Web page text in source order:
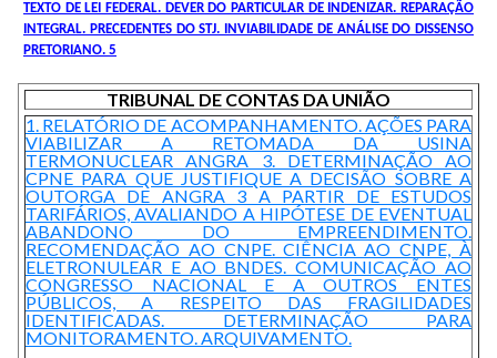
TEXTO DE LEI FEDERAL. DEVER DO PARTICULAR DE INDENIZAR. REPARAÇÃO
INTEGRAL. PRECEDENTES DO STJ. INVIABILIDADE DE ANÁLISE DO DISSENSO
PRETORIANO. 5
TRIBUNAL DE CONTAS DA UNIÃO
1. RELATÓRIO DE ACOMPANHAMENTO. AÇÕES PARA
VIABILIZAR A RETOMADA DA USINA
TERMONUCLEAR ANGRA 3. DETERMINAÇÃO AO
CPNE PARA QUE JUSTIFIQUE A DECISÃO SOBRE A
OUTORGA DE ANGRA 3 A PARTIR DE ESTUDOS
TARIFÁRIOS, AVALIANDO A HIPÓTESE DE EVENTUAL
ABANDONO DO EMPREENDIMENTO.
RECOMENDAÇÃO AO CNPE. CIÊNCIA AO CNPE, À
ELETRONULEAR E AO BNDES. COMUNICAÇÃO AO
CONGRESSO NACIONAL E A OUTROS ENTES
PÚBLICOS, A RESPEITO DAS FRAGILIDADES
IDENTIFICADAS. DETERMINAÇÃO PARA
MONITORAMENTO. ARQUIVAMENTO.